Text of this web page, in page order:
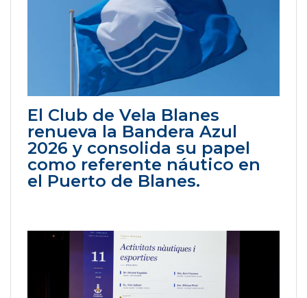
El Club de Vela Blanes
renueva la Bandera Azul
2026 y consolida su papel
como referente náutico en
el Puerto de Blanes.